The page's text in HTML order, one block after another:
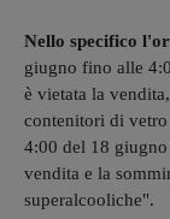
Nello specifico
giugno fino alle
è vietata la
contenitori di
4:00 del 18
vendita e la
superalcooliche".